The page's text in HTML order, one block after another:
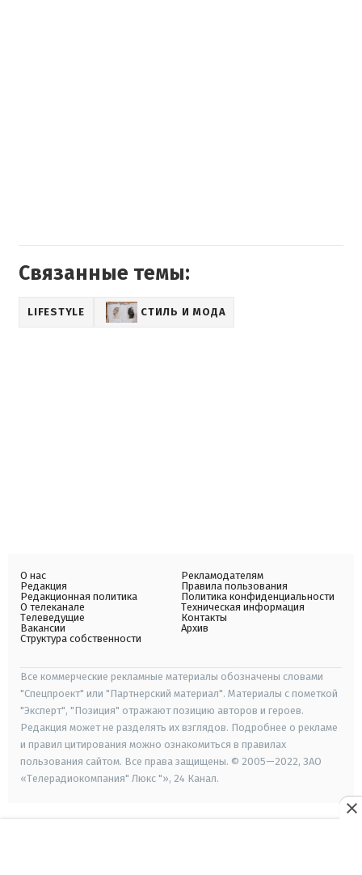
Связанные темы:
LIFESTYLE СТИЛЬ И МОДА
О нас
Редакция
Редакционная политика
О телеканале
Телеведущие
Вакансии
Структура собственности
Рекламодателям
Правила пользования
Политика конфиденциальности
Техническая информация
Контакты
Архив
Все коммерческие рекламные материалы обозначены словами
"Спецпроект" или "Партнерский материал". Материалы с пометкой
"Эксперт", "Позиция" отражают позицию авторов и героев.
Редакция может не разделять их взглядов. Подробнее о рекламе
и правил цитирования можно ознакомиться в правилах
пользования сайтом. Все права защищены. © 2005—2022, ЗАО
«Телерадиокомпания" Люкс "», 24 Канал.